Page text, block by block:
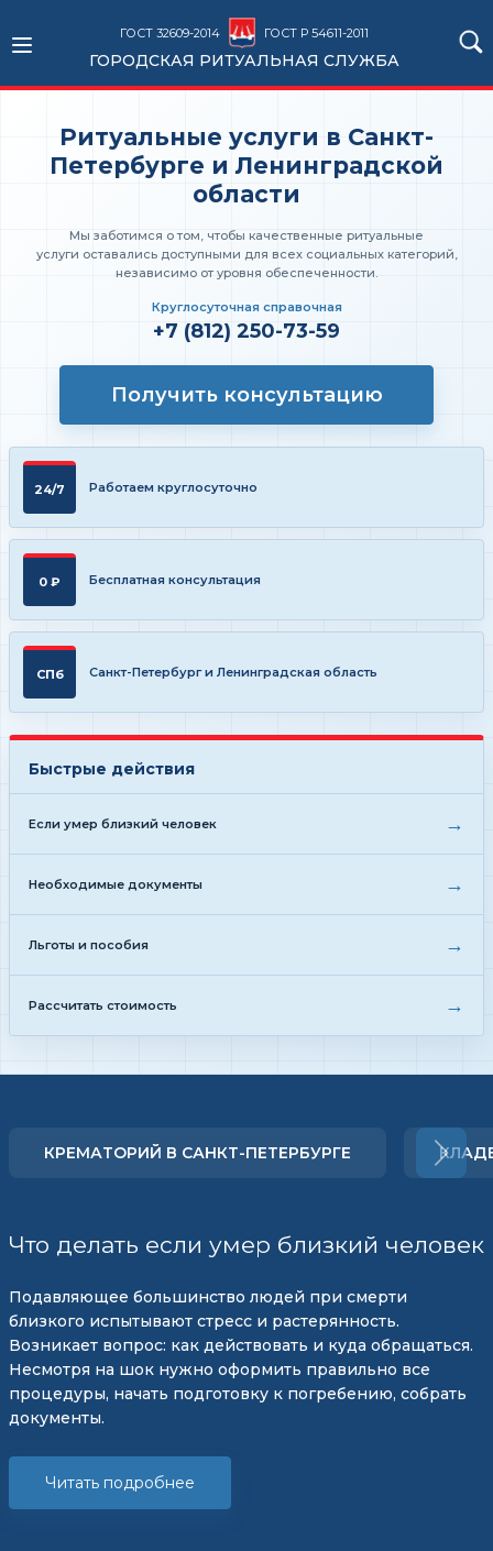
ГОСТ 32609-2014 ГОСТ Р 54611-2011
ГОРОДСКАЯ РИТУАЛЬНАЯ СЛУЖБА
24/7 Работаем круглосуточно
0 ₽ Бесплатная консультация
СПб Санкт-Петербург и Ленинградская область
Ритуальные услуги в Санкт-
Петербурге и Ленинградской
области
Мы заботимся о том, чтобы качественные ритуальные
услуги оставались доступными для всех социальных категорий,
независимо от уровня обеспеченности.
Круглосуточная справочная
+7 (812) 250-73-59
Получить консультацию
Быстрые действия
Если умер близкий человек →
Необходимые документы →
Льготы и пособия →
Рассчитать стоимость →
КРЕМАТОРИЙ В САНКТ-ПЕТЕРБУРГЕ
Что делать если умер близкий человек
Подавляющее большинство людей при смерти
близкого испытывают стресс и растерянность.
Возникает вопрос: как действовать и куда обращаться.
Несмотря на шок нужно оформить правильно все
процедуры, начать подготовку к погребению, собрать
документы.
Читать подробнее